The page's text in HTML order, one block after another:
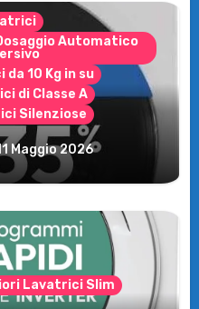
Automatico
10 Kg in su
di Classe A
Silenziose
Candy
e flessibilità a
Maggio 2026
Lavatrici Slim